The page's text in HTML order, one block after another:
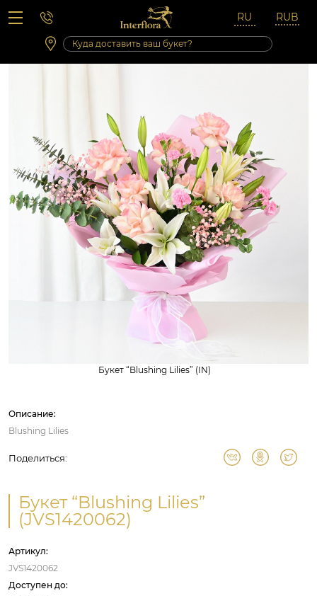
Вопросы-ответы
Сб 10:00 ‐ 14:00
Выходные и праздничные дни
Букет “Blushing Lilies” (IN)
Описание:
Blushing Lilies
Поделиться:
Букет “Blushing Lilies”
(JVS1420062)
Артикул:
JVS1420062
Доступен до: